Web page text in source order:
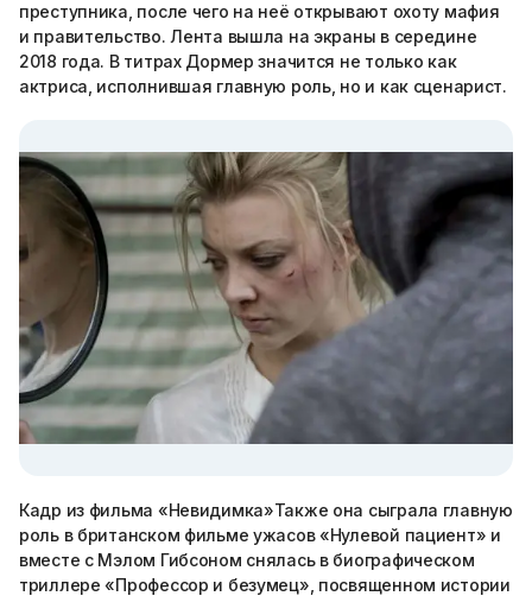
преступника, после чего на неё открывают охоту мафия
и правительство. Лента вышла на экраны в середине
2018 года. В титрах Дормер значится не только как
актриса, исполнившая главную роль, но и как сценарист.
Кадр из фильма «Невидимка»Также она сыграла главную
роль в британском фильме ужасов «Нулевой пациент» и
вместе с Мэлом Гибсоном снялась в биографическом
триллере «Профессор и безумец», посвященном истории